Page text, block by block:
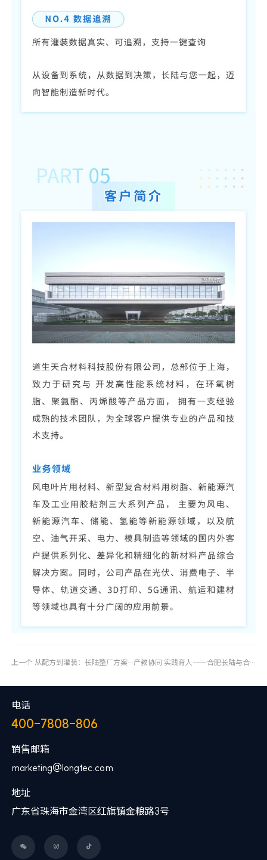
上一个 从配方到灌装：长陆整厂方案为油墨生产“打通关” 产教协同 实践育人——合肥长陆与合工大卓越工程师学院开展校企合作交流
电话
400-7808-806
销售邮箱
marketing@longtec.com
地址
广东省珠海市金湾区红旗镇金粮路3号
  